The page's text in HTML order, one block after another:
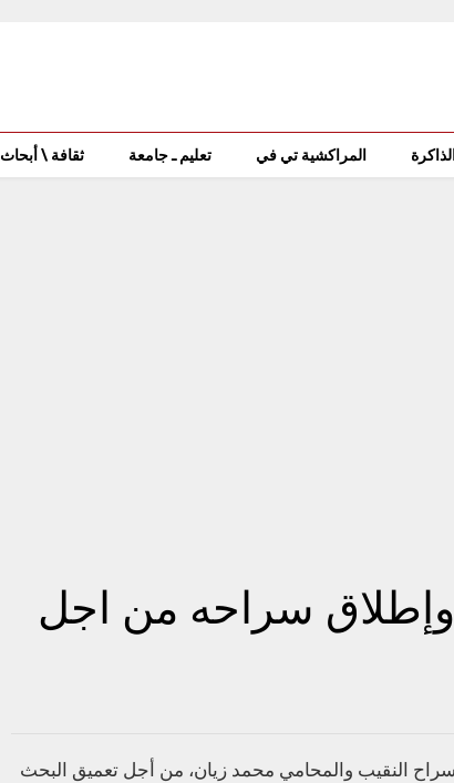
المراكشية تي في تعليم ـ جامعة ثقافة \ أبحاث
وإطلاق سراحه من اجل
سراح النقيب والمحامي محمد زيان، من أجل تعميق البحث